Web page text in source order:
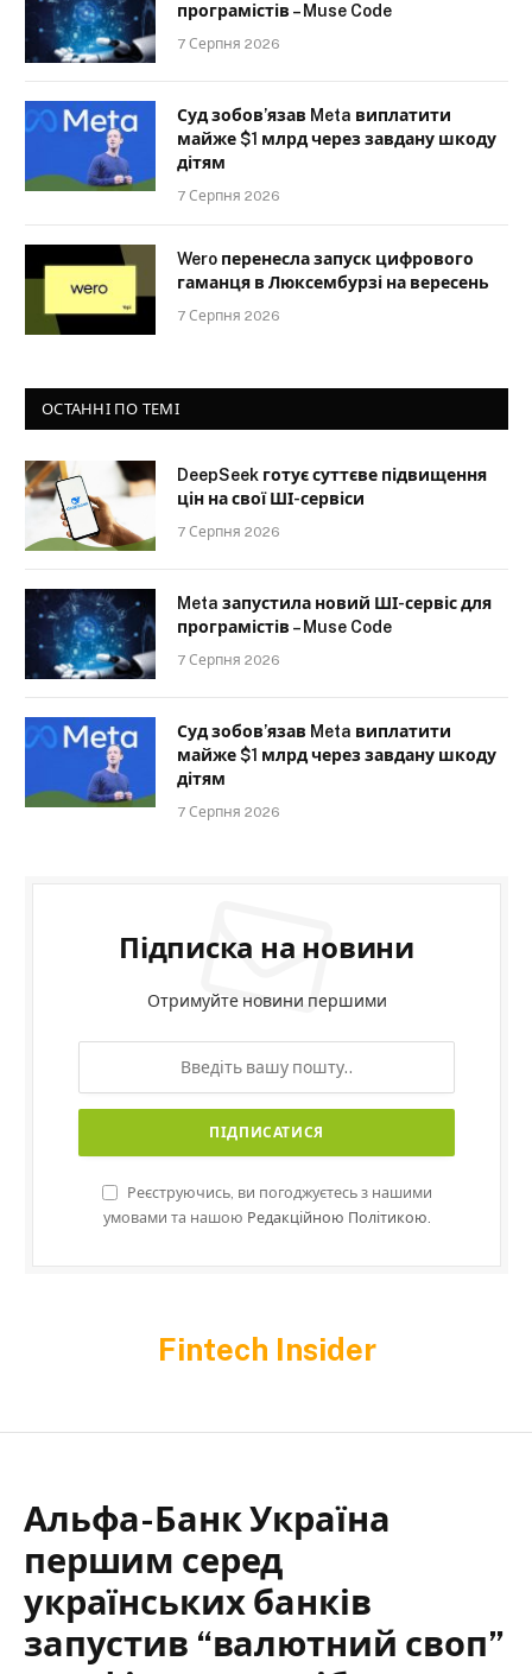
програмістів – Muse Code
7 Серпня 2026
Суд зобов’язав Meta виплатити
майже $1 млрд через завдану шкоду
дітям
7 Серпня 2026
Wero перенесла запуск цифрового
гаманця в Люксембурзі на вересень
7 Серпня 2026
ОСТАННІ ПО ТЕМІ
DeepSeek готує суттєве підвищення
цін на свої ШІ-сервіси
7 Серпня 2026
Meta запустила новий ШІ-сервіс для
програмістів – Muse Code
7 Серпня 2026
Суд зобов’язав Meta виплатити
майже $1 млрд через завдану шкоду
дітям
7 Серпня 2026
Підписка на новини
Отримуйте новини першими
Реєструючись, ви погоджуєтесь з нашими
умовами та нашою Редакційною Політикою.
Fintech Insider
Альфа-Банк Україна
першим серед
українських банків
запустив “валютний своп”